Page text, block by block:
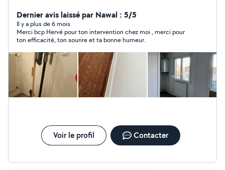
meubles . N'hésitez pas à me contacter. ,Tous travaux
divers d'intérieur et d'extérieur. Travail soigné et
ponctuel. N'hésitez pas à me questionner . A très
bientôt. Le bricoleur en qui vous pouvez avoir confiance.
Dernier avis laissé par Nawal : 5/5
Il y a plus de 6 mois
Merci bcp Hervé pour ton intervention chez moi , merci pour
ton efficacité, ton sourire et ta bonne humeur.
Voir le profil Contacter